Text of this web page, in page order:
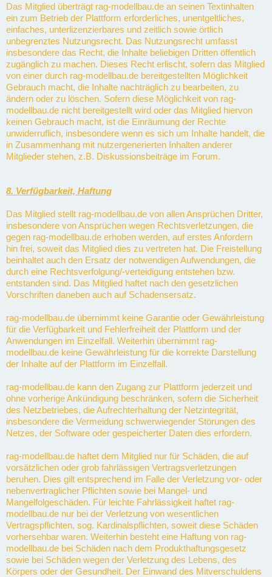
Das Mitglied überträgt rag-modellbau.de an seinen Textinhalten
ein zum Betrieb der Plattform erforderliches, unentgeltliches,
einfaches, unterlizenzierbares und zeitlich sowie örtlich
unbegrenztes Nutzungsrecht. Das Nutzungsrecht umfasst
insbesondere das Recht, die Inhalte beliebigen Dritten öffentlich
zugänglich zu machen. Dieses Recht erlischt, sofern das Mitglied
von einer durch rag-modellbau.de bereitgestellten Möglichkeit
Gebrauch macht, die Inhalte nachträglich zu bearbeiten, zu
ändern oder zu löschen. Sofern diese Möglichkeit von rag-
modellbau.de nicht bereitgestellt wird oder das Mitglied hiervon
keinen Gebrauch macht, ist die Einräumung der Rechte
unwiderruflich, insbesondere wenn es sich um Inhalte handelt, die
in Zusammenhang mit nutzergenerierten Inhalten anderer
Mitglieder stehen, z.B. Diskussionsbeiträge im Forum.
8. Verfügbarkeit, Haftung
Das Mitglied stellt rag-modellbau.de von allen Ansprüchen Dritter,
insbesondere von Ansprüchen wegen Rechtsverletzungen, die
gegen rag-modellbau.de erhoben werden, auf erstes Anfordern
hin frei, soweit das Mitglied dies zu vertreten hat. Die Freistellung
beinhaltet auch den Ersatz der notwendigen Aufwendungen, die
durch eine Rechtsverfolgung/-verteidigung entstehen bzw.
entstanden sind. Das Mitglied haftet nach den gesetzlichen
Vorschriften daneben auch auf Schadensersatz.
rag-modellbau.de übernimmt keine Garantie oder Gewährleistung
für die Verfügbarkeit und Fehlerfreiheit der Plattform und der
Anwendungen im Einzelfall. Weiterhin übernimmt rag-
modellbau.de keine Gewährleistung für die korrekte Darstellung
der Inhalte auf der Plattform im Einzelfall.
rag-modellbau.de kann den Zugang zur Plattform jederzeit und
ohne vorherige Ankündigung beschränken, sofern die Sicherheit
des Netzbetriebes, die Aufrechterhaltung der Netzintegrität,
insbesondere die Vermeidung schwerwiegender Störungen des
Netzes, der Software oder gespeicherter Daten dies erfordern.
rag-modellbau.de haftet dem Mitglied nur für Schäden, die auf
vorsätzlichen oder grob fahrlässigen Vertragsverletzungen
beruhen. Dies gilt entsprechend im Falle der Verletzung vor- oder
nebenvertraglicher Pflichten sowie bei Mangel- und
Mangelfolgeschäden. Für leichte Fahrlässigkeit haftet rag-
modellbau.de nur bei der Verletzung von wesentlichen
Vertragspflichten, sog. Kardinalspflichten, soweit diese Schäden
vorhersehbar waren. Weiterhin besteht eine Haftung von rag-
modellbau.de bei Schäden nach dem Produkthaftungsgesetz
sowie bei Schäden wegen der Verletzung des Lebens, des
Körpers oder der Gesundheit. Der Einwand des Mitverschuldens